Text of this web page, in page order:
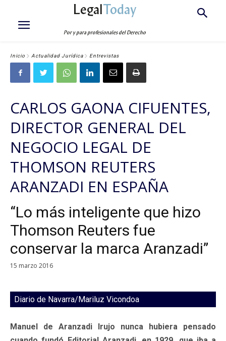
LegalToday
Por y para profesionales del Derecho
Inicio Actualidad Jurídica Entrevistas
CARLOS GAONA CIFUENTES,
DIRECTOR GENERAL DEL
NEGOCIO LEGAL DE
THOMSON REUTERS
ARANZADI EN ESPAÑA
“Lo más inteligente que hizo
Thomson Reuters fue
conservar la marca Aranzadi”
15 marzo 2016
Diario de Navarra/Mariluz Vicondoa
Manuel de Aranzadi Irujo nunca hubiera pensado